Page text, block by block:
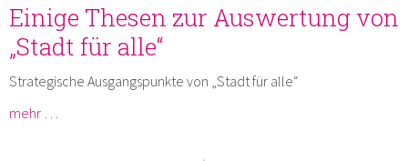
Einige Thesen zur Auswertung von
„Stadt für alle“
Strategische Ausgangspunkte von „Stadt für alle“
mehr …